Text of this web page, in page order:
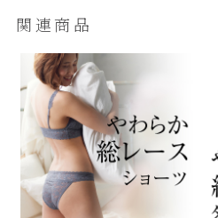
関連商品